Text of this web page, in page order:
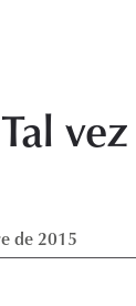
Tal
de 2015